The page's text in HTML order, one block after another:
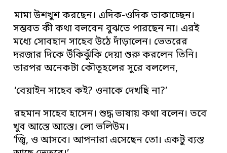
মামা উশখুশ করছেন। এদিক-ওদিক তাকাচ্ছেন।
সম্ভবত কী কথা বলবেন বুঝতে পারছেন না। এরই
মধ্যে সোবহান সাহেব উঠে দাঁড়ালেন। ভেতরের
দরজার দিকে উঁকিঝুঁকি দেয়া শুরু করলেন তিনি।
তারপর অনেকটা কৌতূহলের সুরে বললেন,
‘বেয়াইন সাহেব কই? ওনাকে দেখছি না?’
রহমান সাহেব হাসেন। শুদ্ধ ভাষায় কথা বলেন। তবে
খুব আস্তে আস্তে। লো ভলিউম।
‘জ্বি, ও আসবে। আপনারা এসেছেন তো। একটু ব্যস্ত